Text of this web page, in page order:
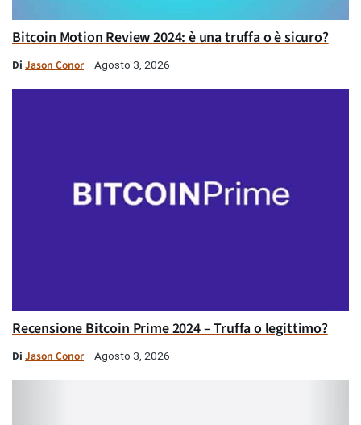
Bitcoin Motion Review 2024: è una truffa o è sicuro?
Di Jason Conor Agosto 3, 2026
Recensione Bitcoin Prime 2024 – Truffa o legittimo?
Di Jason Conor Agosto 3, 2026